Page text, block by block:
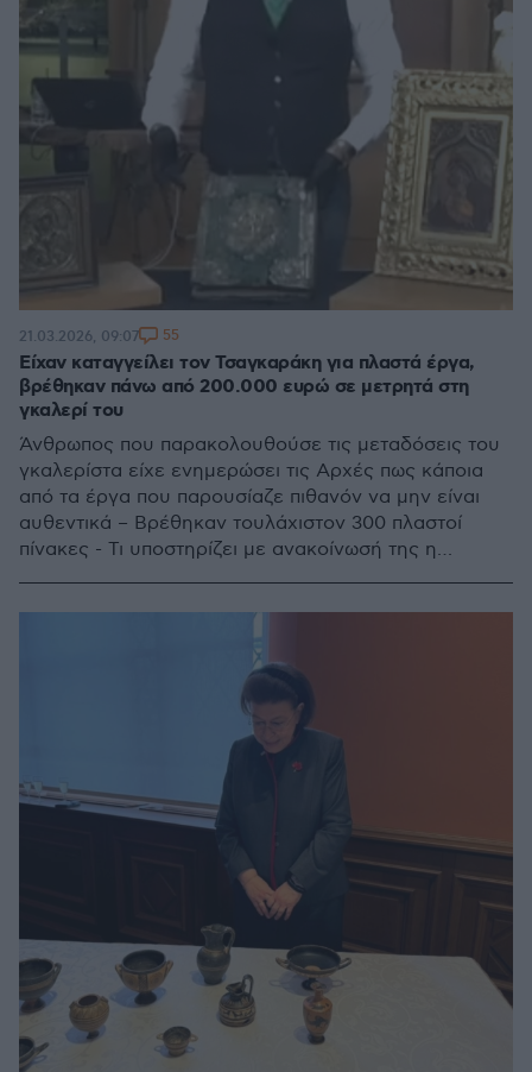
Είχαν καταγγείλει τον Τσαγκαράκη για πλαστά έργα,
βρέθηκαν πάνω από 200.000 ευρώ σε μετρητά στη
γκαλερί του
Άνθρωπος που παρακολουθούσε τις μεταδόσεις του
γκαλερίστα είχε ενημερώσει τις Αρχές πως κάποια
από τα έργα που παρουσίαζε πιθανόν να μην είναι
αυθεντικά – Βρέθηκαν τουλάχιστον 300 πλαστοί
πίνακες - Τι υποστηρίζει με ανακοίνωσή της η
21.03.2026, 09:07 55